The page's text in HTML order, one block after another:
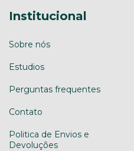
Institucional
Sobre nós
Estudios
Perguntas frequentes
Contato
Politica de Envios e
Devoluções